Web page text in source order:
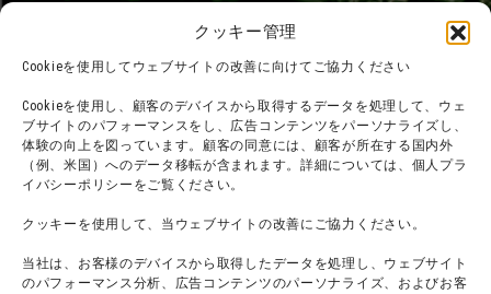
クッキー管理
Cookieを使用してウェブサイトの改善に向けてご協力ください
Cookieを使用し、顧客のデバイスから取得するデータを処理して、ウェ
ブサイトのパフォーマンスをし、広告コンテンツをパーソナライズし、
体験の向上を図っています。顧客の同意には、顧客が所在する国内外
（例、米国）へのデータ移転が含まれます。詳細については、個人プラ
イバシーポリシーをご覧ください。
クッキーを使用して、当ウェブサイトの改善にご協力ください。
当社は、お客様のデバイスから取得したデータを処理し、ウェブサイト
のパフォーマンス分析、広告コンテンツのパーソナライズ、およびお客
フード
宿泊
交通アクセス
ニジゲンノモリとは？
よくある質問・
法令に基づく表記